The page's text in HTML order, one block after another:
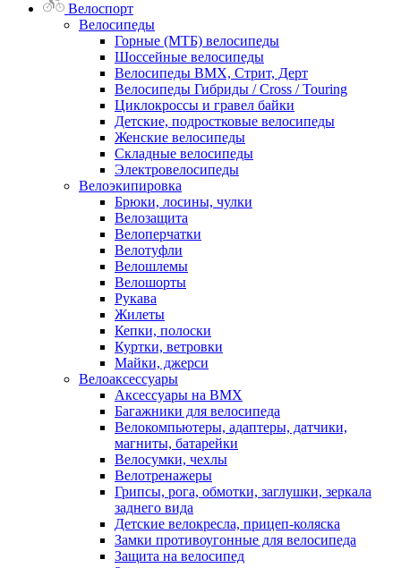
Велоспорт
Велосипеды
Горные (МТБ) велосипеды
Шоссейные велосипеды
Велосипеды BMX, Стрит, Дерт
Велосипеды Гибриды / Cross / Touring
Циклокроссы и гравел байки
Детские, подростковые велосипеды
Женские велосипеды
Складные велосипеды
Электровелосипеды
Велоэкипировка
Брюки, лосины, чулки
Велозащита
Велоперчатки
Велотуфли
Велошлемы
Велошорты
Рукава
Жилеты
Кепки, полоски
Куртки, ветровки
Майки, джерси
Велоаксессуары
Аксессуары на BMX
Багажники для велосипеда
Велокомпьютеры, адаптеры, датчики,
магниты, батарейки
Велосумки, чехлы
Велотренажеры
Грипсы, рога, обмотки, заглушки, зеркала
заднего вида
Детские велокресла, прицеп-коляска
Замки противоугонные для велосипеда
Защита на велосипед